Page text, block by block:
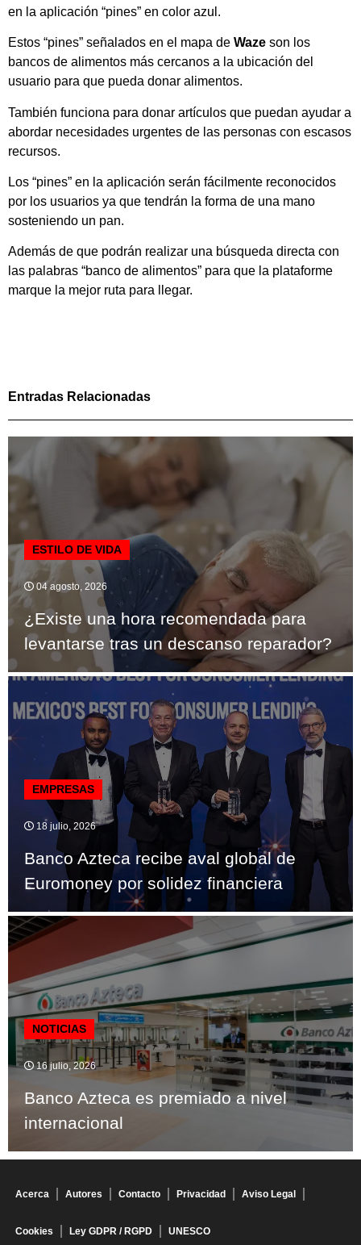
en la aplicación “pines” en color azul.
Estos “pines” señalados en el mapa de Waze son los
bancos de alimentos más cercanos a la ubicación del
usuario para que pueda donar alimentos.
También funciona para donar artículos que puedan ayudar a
abordar necesidades urgentes de las personas con escasos
recursos.
Los “pines” en la aplicación serán fácilmente reconocidos
por los usuarios ya que tendrán la forma de una mano
sosteniendo un pan.
Además de que podrán realizar una búsqueda directa con
las palabras “banco de alimentos” para que la plataforme
marque la mejor ruta para llegar.
Entradas Relacionadas
ESTILO DE VIDA
04 agosto, 2026
¿Existe una hora recomendada para
levantarse tras un descanso reparador?
EMPRESAS
18 julio, 2026
Banco Azteca recibe aval global de
Euromoney por solidez financiera
NOTICIAS
16 julio, 2026
Banco Azteca es premiado a nivel
internacional
Acerca Autores Contacto Privacidad Aviso Legal
Cookies Ley GDPR / RGPD UNESCO